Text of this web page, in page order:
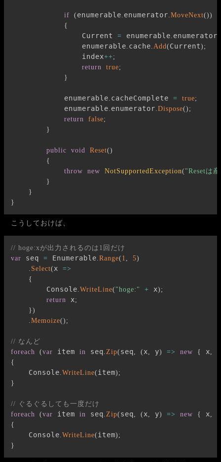
if ( enumerable. enumerator.MoveNext())
{
                Current
= enumerable. enumerator
                enumerable
. cache.Add( Current) ;
                index
++;
return
true;
}
            enumerable
. cacheComplete = true;
            enumerable
. enumerator.Dispose() ;
return
false;
}
public void Reset()
{
throw
new NotSupportedException( "Resetは
}
}
}
こうしておけば、
// hoge:xが出力されるのは1回だけ
var seq = Enumerable.Range( 1 , 5)
. Select( x =>
{
        Console
.WriteLine( "hoge:" + x) ;
return x;
})
.Memoize() ;
// なんど
foreach
(var item in seq.Zip( seq, ( x, y) => new { x,
{
    Console
.WriteLine( item) ;
}
// ぐるぐるしても一度だけ
foreach
(var item in seq.Zip( seq, ( x, y) => new { x,
{
    Console
.WriteLine( item) ;
}